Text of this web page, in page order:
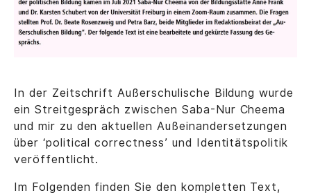
In der Zeitschrift Außerschulische Bildung wurde
ein Streitgespräch zwischen Saba-Nur Cheema
und mir zu den aktuellen Außeinandersetzungen
über ‘political correctness’ und Identitätspolitik
veröffentlicht.
Im Folgenden finden Sie den kompletten Text,